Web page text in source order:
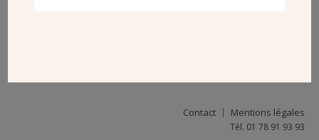
Contact Mentions légales
Tél. 01 78 91 93 93